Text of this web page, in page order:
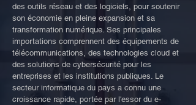
des outils réseau et des logiciels, pour soutenir
son économie en pleine expansion et sa
transformation numérique. Ses principales
importations comprennent des équipements de
télécommunications, des technologies cloud et
des solutions de cybersécurité pour les
entreprises et les institutions publiques. Le
secteur informatique du pays a connu une
croissance rapide, portée par l'essor du e-